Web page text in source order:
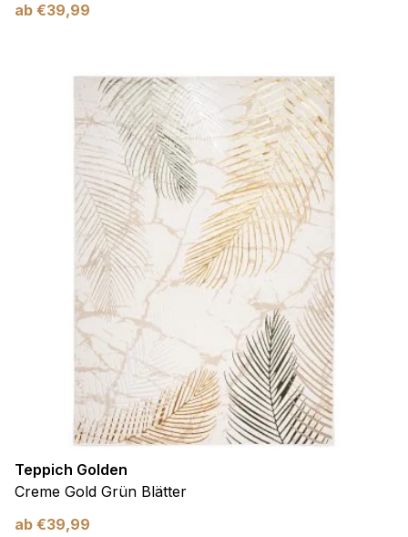
ab €39,99
Teppich Golden
Creme Gold Grün Blätter
ab €39,99